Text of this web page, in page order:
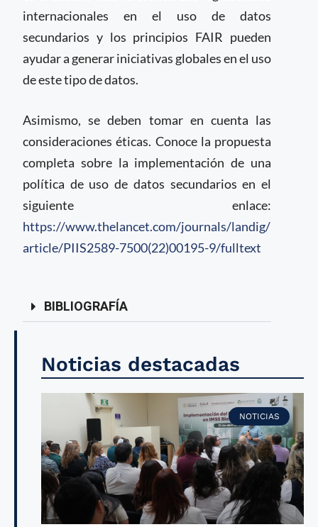
internacionales en el uso de datos
secundarios y los principios FAIR pueden
ayudar a generar iniciativas globales en el uso
de este tipo de datos.
Asimismo, se deben tomar en cuenta las
consideraciones éticas. Conoce la propuesta
completa sobre la implementación de una
política de uso de datos secundarios en el
siguiente enlace:
https://www.thelancet.com/journals/landig/
article/PIIS2589-7500(22)00195-9/fulltext
BIBLIOGRAFÍA
Noticias destacadas
NOTICIAS